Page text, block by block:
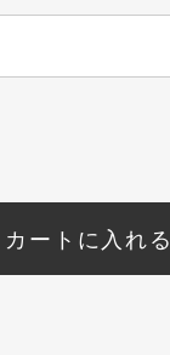
カートに入れる